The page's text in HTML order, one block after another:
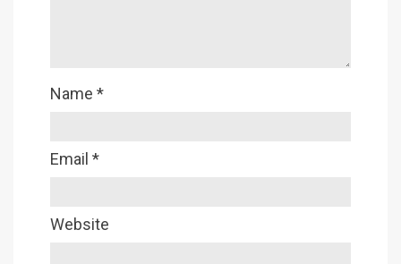
Name *
Email *
Website